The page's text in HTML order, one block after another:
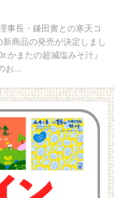
事長・鎌田實との寒天コ
新商品の発売が決定しまし
かまたの超減塩みそ汁』
お...